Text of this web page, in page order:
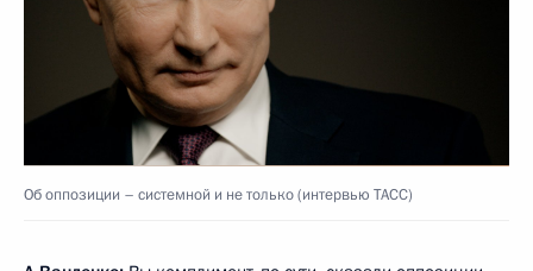
Об оппозиции – системной и не только (интервью ТАСС)